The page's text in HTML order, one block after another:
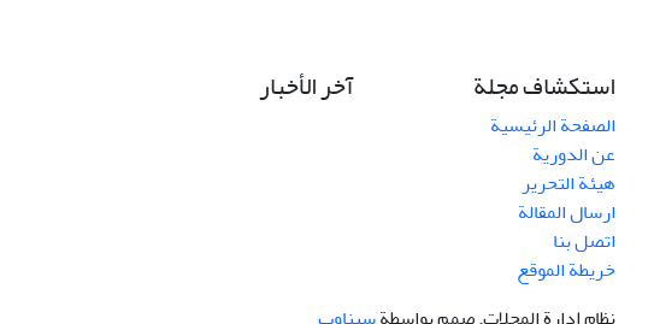
استكشاف مجلة
الصفحة الرئيسية
عن الدورية
هيئة التحرير
ارسال المقالة
اتصل بنا
خريطة الموقع
آخر الأخبار